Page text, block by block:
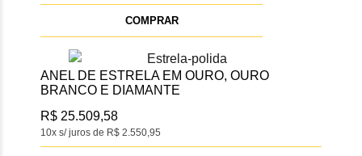
COMPRAR
ANEL DE ESTRELA EM OURO, OURO
BRANCO E DIAMANTE
10x s/ juros de R$ 2.550,95
R$ 25.509,58